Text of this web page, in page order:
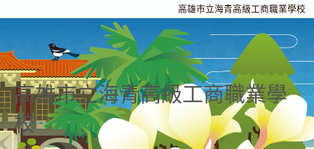
高雄市立海青高級工商職業學校
高雄市立海青高級工商職業學
校